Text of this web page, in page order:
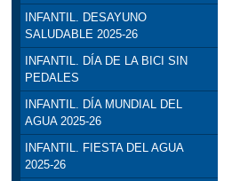
INFANTIL. DESAYUNO
SALUDABLE 2025-26
INFANTIL. DÍA DE LA BICI SIN
PEDALES
INFANTIL. DÍA MUNDIAL DEL
AGUA 2025-26
INFANTIL. FIESTA DEL AGUA
2025-26